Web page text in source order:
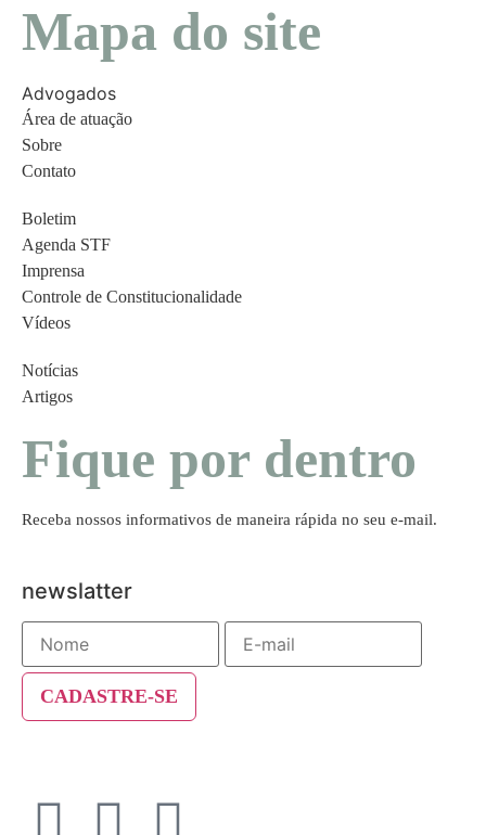
Mapa do site
Advogados
Área de atuação
Sobre
Contato
Boletim
Agenda STF
Imprensa
Controle de Constitucionalidade
Vídeos
Notícias
Artigos
Fique por dentro
Receba nossos informativos de maneira rápida no seu e-mail.
newslatter